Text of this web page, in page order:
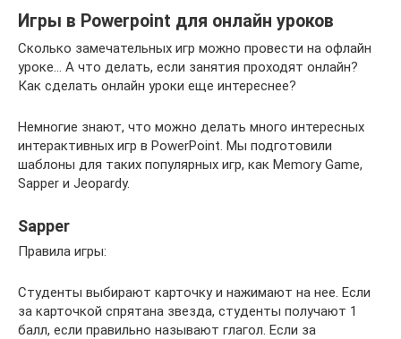
Игры в Powerpoint для онлайн уроков
Сколько замечательных игр можно провести на офлайн
уроке… А что делать, если занятия проходят онлайн?
Как сделать онлайн уроки еще интереснее?
Немногие знают, что можно делать много интересных
интерактивных игр в PowerPoint. Мы подготовили
шаблоны для таких популярных игр, как Memory Game,
Sapper и Jeopardy.
Sapper
Правила игры:
Студенты выбирают карточку и нажимают на нее. Если
за карточкой спрятана звезда, студенты получают 1
балл, если правильно называют глагол. Если за